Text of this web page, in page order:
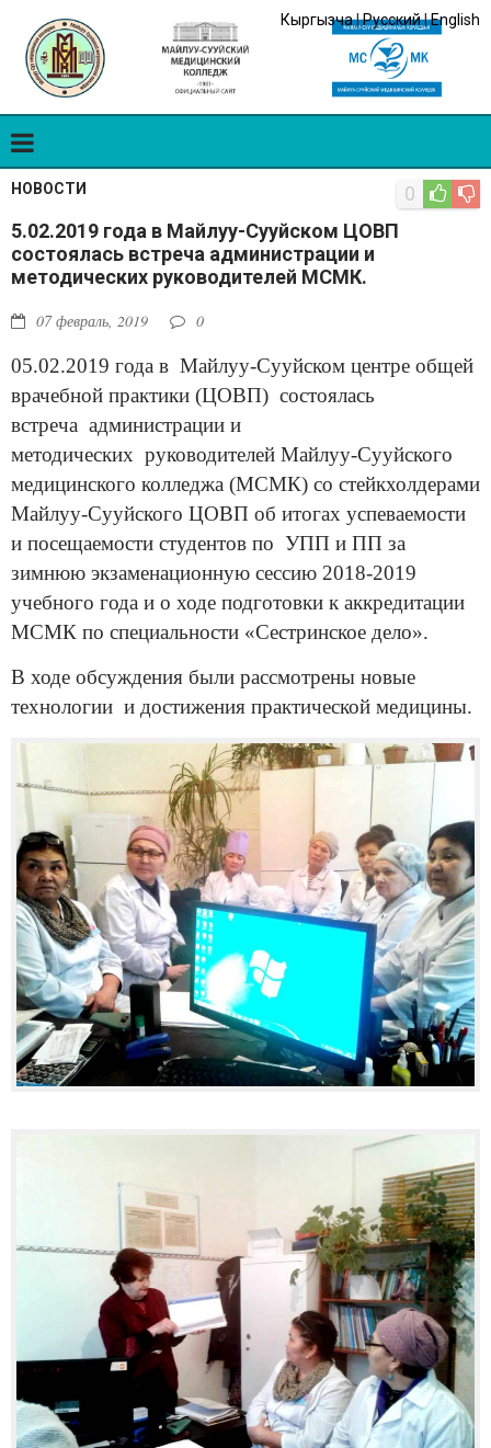
Кыргызча|Русский|English
НОВОСТИ
5.02.2019 года в Майлуу-Сууйском ЦОВП
состоялась встреча администрации и
методических руководителей МСМК.
07 февраль, 2019 0
0
05.02.2019 года в Майлуу-Сууйском центре общей
врачебной практики (ЦОВП) состоялась
встреча администрации и
методических руководителей Майлуу-Сууйского
медицинского колледжа (МСМК) со стейкхолдерами
Майлуу-Сууйского ЦОВП об итогах успеваемости
и посещаемости студентов по УПП и ПП за
зимнюю экзаменационную сессию 2018-2019
учебного года и о ходе подготовки к аккредитации
МСМК по специальности «Сестринское дело».
В ходе обсуждения были рассмотрены новые
технологии и достижения практической медицины.